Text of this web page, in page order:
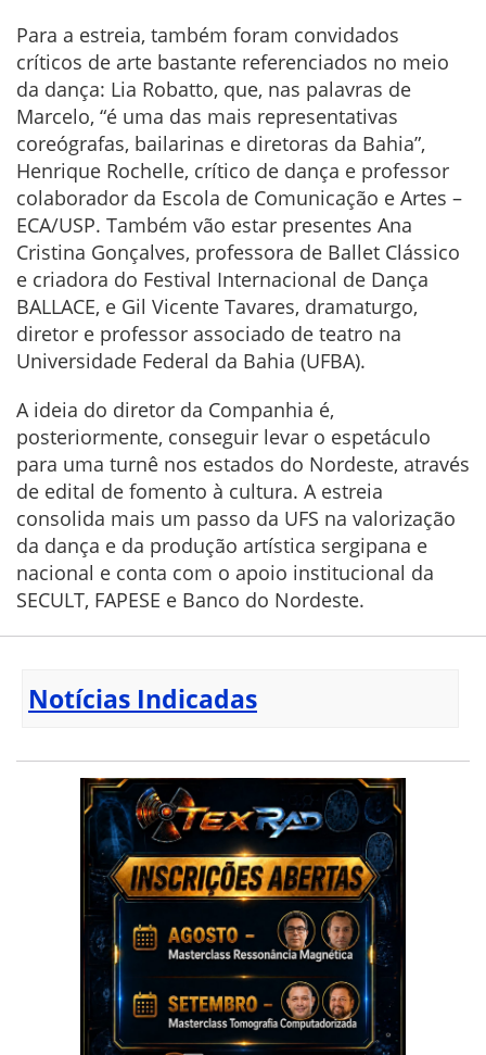
Para a estreia, também foram convidados
críticos de arte bastante referenciados no meio
da dança: Lia Robatto, que, nas palavras de
Marcelo, “é uma das mais representativas
coreógrafas, bailarinas e diretoras da Bahia”,
Henrique Rochelle, crítico de dança e professor
colaborador da Escola de Comunicação e Artes –
ECA/USP. Também vão estar presentes Ana
Cristina Gonçalves, professora de Ballet Clássico
e criadora do Festival Internacional de Dança
BALLACE, e Gil Vicente Tavares, dramaturgo,
diretor e professor associado de teatro na
Universidade Federal da Bahia (UFBA).
A ideia do diretor da Companhia é,
posteriormente, conseguir levar o espetáculo
para uma turnê nos estados do Nordeste, através
de edital de fomento à cultura. A estreia
consolida mais um passo da UFS na valorização
da dança e da produção artística sergipana e
nacional e conta com o apoio institucional da
SECULT, FAPESE e Banco do Nordeste.
Notícias Indicadas